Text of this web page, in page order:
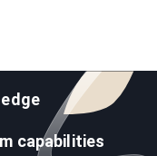
capabilities